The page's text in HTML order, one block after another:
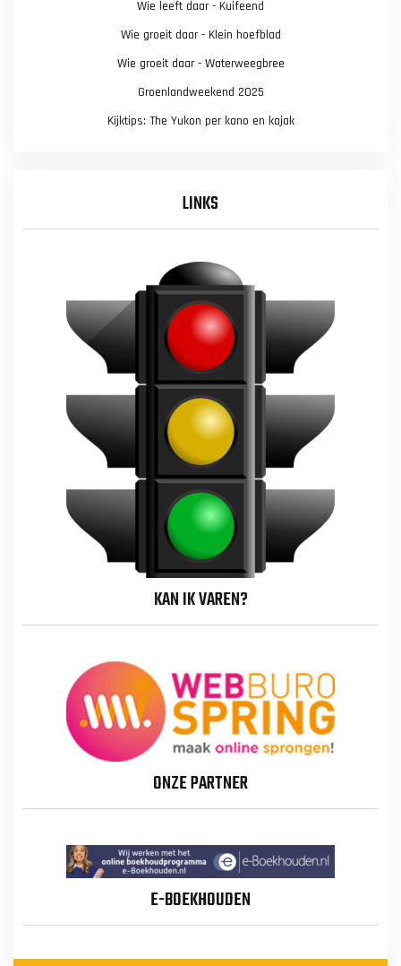
Wie leeft daar - Kuifeend
Wie groeit daar - Klein hoefblad
Wie groeit daar - Waterweegbree
Groenlandweekend 2025
Kijktips: The Yukon per kano en kajak
LINKS
KAN IK VAREN?
ONZE PARTNER
E-BOEKHOUDEN